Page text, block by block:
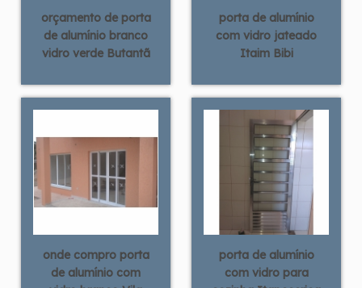
orçamento de porta
de alumínio branco
vidro verde Butantã
porta de alumínio
com vidro jateado
Itaim Bibi
onde compro porta
de alumínio com
porta de alumínio
com vidro para